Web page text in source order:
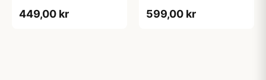
449,00 kr 599,00 kr